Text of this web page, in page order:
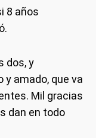
8 años
dos, y
amado, que va
Mil gracias
dan en todo